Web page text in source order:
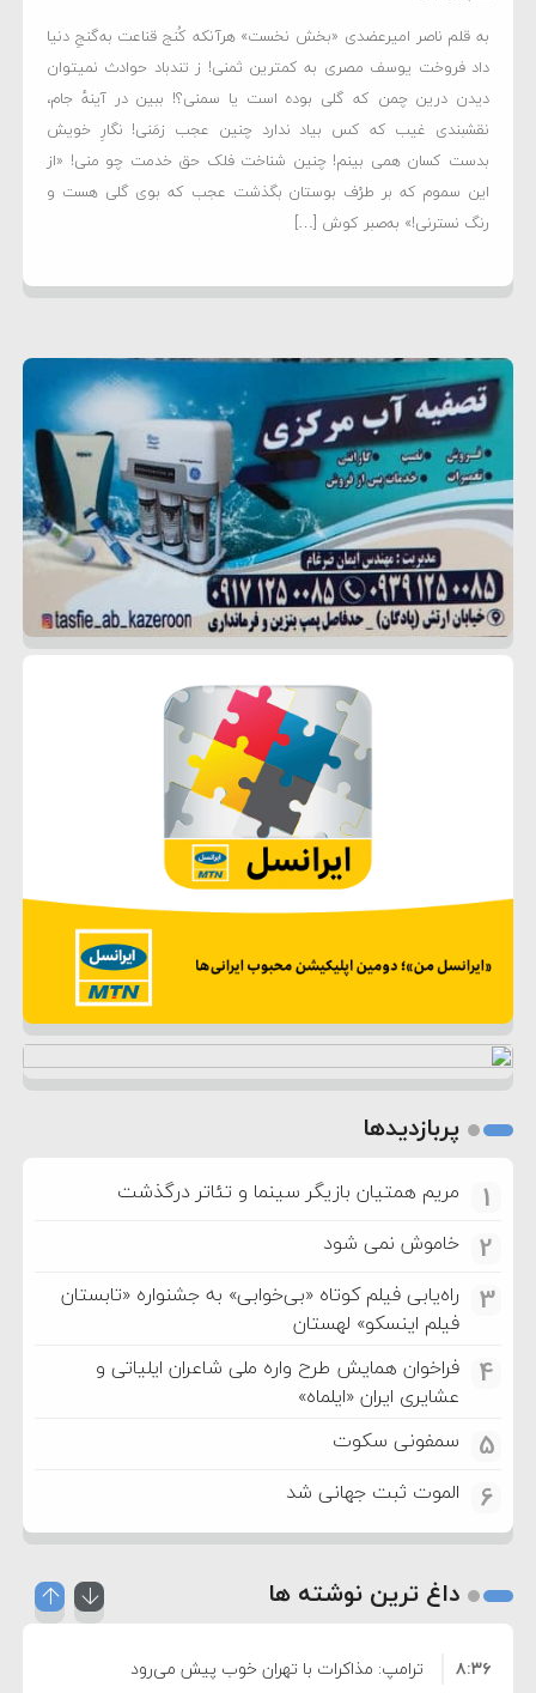
به قلم ناصر امیرعضدی «بخش نخست» هرآنکه کُنج قناعت به‌گنجِ دنیا
داد فروخت یوسف مصری به کمترین ثمنی! ز تندباد حوادث نمیتوان
دیدن درین چمن که گلی بوده است یا سمنی؟! ببین در آینهٔ جام،
نقشبندی غیب که کس بیاد ندارد چنین عجب زمَنی! نگارِ خویش
بدست کسان همی بینم! چنین شناخت فلک حق خدمت چو منی! «از
این سموم که بر طرْف بوستان بگذشت عجب که بوی گلی هست و‌
رنگ نسترنی!» به‌صبر کوش […]
پربازدیدها
1 مریم همتیان بازیگر سینما و تئاتر درگذشت
2 خاموش نمی شود
3
راه‌یابی فیلم کوتاه «بی‌خوابی» به جشنواره «تابستان
فیلم اینسکو» لهستان
4
فراخوان همایش طرح واره ملی شاعران ایلیاتی و
عشایری ایران «ایلماه»
5 سمفونی سکوت
6 الموت ثبت جهانی شد
داغ ترین نوشته ها
ترامپ: مذاکرات با تهران خوب پیش می‌رود ۸:۳۶